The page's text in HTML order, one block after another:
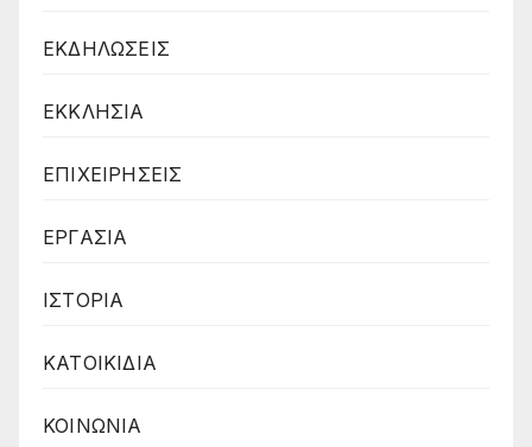
ΕΚΔΗΛΩΣΕΙΣ
ΕΚΚΛΗΣΙΑ
ΕΠΙΧΕΙΡΗΣΕΙΣ
ΕΡΓΑΣΙΑ
ΙΣΤΟΡΙΑ
ΚΑΤΟΙΚΙΔΙΑ
ΚΟΙΝΩΝΙΑ